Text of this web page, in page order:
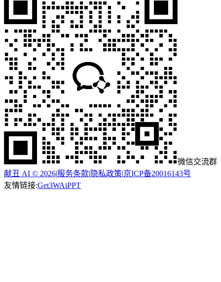
微信交流群
献丑 AI © 2026|服务条款| 隐私政策|京ICP备20016143号
友情链接:Get3WAiPPT